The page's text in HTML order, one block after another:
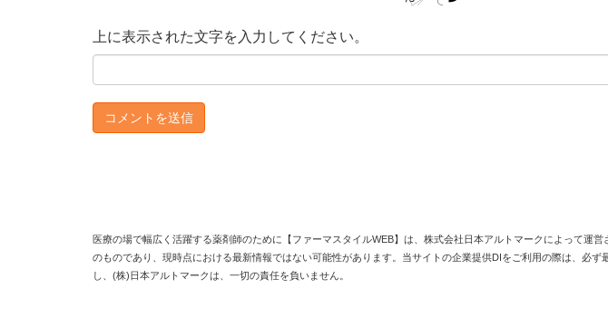
上に表示された文字を入力してください。
医療の場で幅広く活躍する薬剤師のために【ファーマスタイルWEB】は、株式会社日本アルトマークによって
のものであり、現時点における最新情報ではない可能性があります。当サイトの企業提供DIをご利用の際は、必
し、(株)日本アルトマークは、一切の責任を負いません。